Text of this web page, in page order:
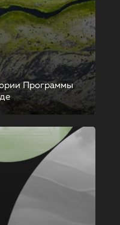
Программы